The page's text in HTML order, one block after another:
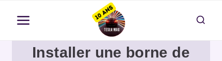
contenu
Installer une borne de